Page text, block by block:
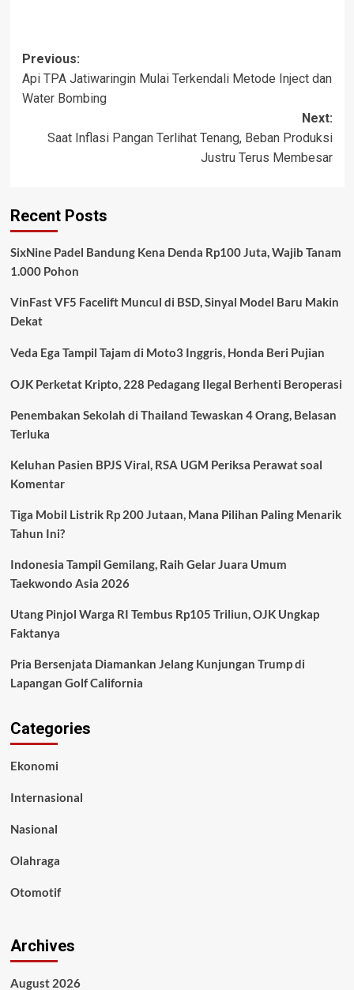
Post
navigation
Previous:
Api TPA Jatiwaringin Mulai Terkendali Metode Inject dan
Water Bombing
Next:
Saat Inflasi Pangan Terlihat Tenang, Beban Produksi
Justru Terus Membesar
Recent Posts
SixNine Padel Bandung Kena Denda Rp100 Juta, Wajib Tanam
1.000 Pohon
VinFast VF5 Facelift Muncul di BSD, Sinyal Model Baru Makin
Dekat
Veda Ega Tampil Tajam di Moto3 Inggris, Honda Beri Pujian
OJK Perketat Kripto, 228 Pedagang Ilegal Berhenti Beroperasi
Penembakan Sekolah di Thailand Tewaskan 4 Orang, Belasan
Terluka
Keluhan Pasien BPJS Viral, RSA UGM Periksa Perawat soal
Komentar
Tiga Mobil Listrik Rp 200 Jutaan, Mana Pilihan Paling Menarik
Tahun Ini?
Indonesia Tampil Gemilang, Raih Gelar Juara Umum
Taekwondo Asia 2026
Utang Pinjol Warga RI Tembus Rp105 Triliun, OJK Ungkap
Faktanya
Pria Bersenjata Diamankan Jelang Kunjungan Trump di
Lapangan Golf California
Categories
Ekonomi
Internasional
Nasional
Olahraga
Otomotif
Archives
August 2026